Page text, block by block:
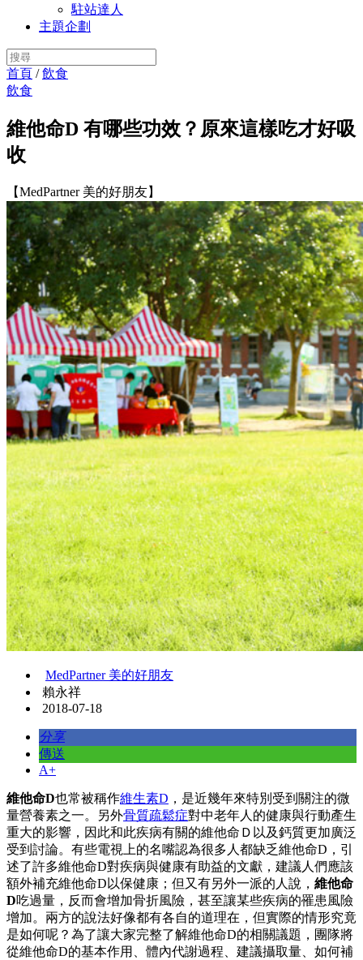
駐站達人
主題企劃
首頁 /飲食
飲食
維他命D 有哪些功效？原來這樣吃才好吸
收
【MedPartner 美的好朋友】
MedPartner 美的好朋友
賴永祥
2018-07-18
分享
傳送
A+
維他命D也常被稱作維生素D ，是近幾年來特別受到關注的微
量營養素之一。另外骨質疏鬆症對中老年人的健康與行動產生
重大的影響，因此和此疾病有關的維他命Ｄ以及鈣質更加廣泛
受到討論。有些電視上的名嘴認為很多人都缺乏維他命D，引
述了許多維他命D對疾病與健康有助益的文獻，建議人們應該
額外補充維他命D以保健康；但又有另外一派的人說， 維他命
D吃過量，反而會增加骨折風險，甚至讓某些疾病的罹患風險
增加。兩方的說法好像都有各自的道理在，但實際的情形究竟
是如何呢？為了讓大家完整了解維他命D的相關議題，團隊將
從維他命D的基本作用、體內代謝過程、建議攝取量、如何補